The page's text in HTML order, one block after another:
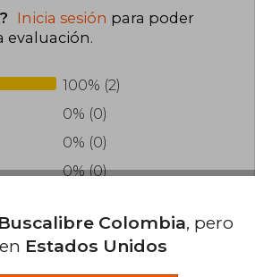
Inicia sesión para poder
evaluación.
100% (2)
0% (0)
0% (0)
0% (0)
Buscalibre Colombia, pero
Estados Unidos